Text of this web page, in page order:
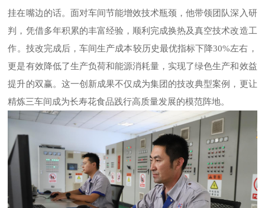
挂在嘴边的话。面对车间节能增效技术瓶颈，他带领团队深入研
判，凭借多年积累的丰富经验，顺利完成换热及真空技术改造工
作。技改完成后，车间生产成本较历史最优指标下降30%左右，
更是有效降低了生产负荷和能源消耗量，实现了绿色生产和效益
提升的双赢。这一创新成果不仅成为集团的技改典型案例，更让
精炼三车间成为长寿花食品践行高质量发展的模范阵地。